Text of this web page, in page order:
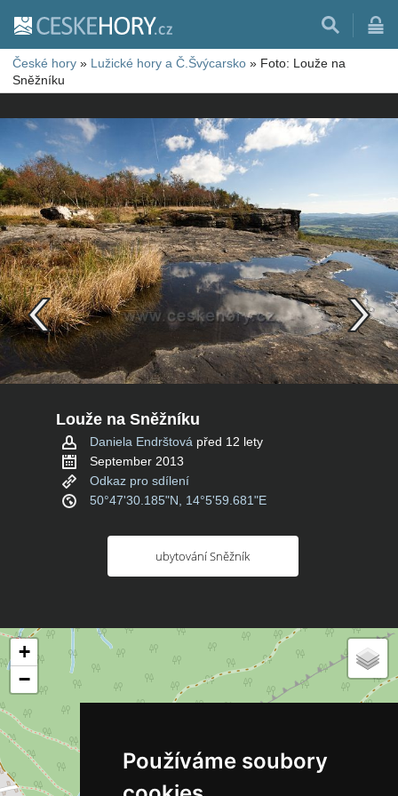
Používáme soubory
České hory » Lužické hory a Č.Švýcarsko » Foto: Louže na
Sněžníku
Louže na Sněžníku
Daniela Endrštová před 12 lety
September 2013
Odkaz pro sdílení
50°47'30.185"N, 14°5'59.681"E
ubytování Sněžník
+
−